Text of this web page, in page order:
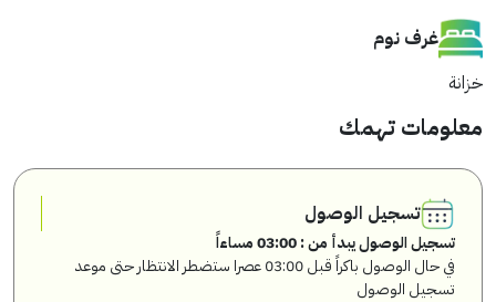
غرف نوم
خزانة
معلومات تهمك
تسجيل الوصول
تسجيل الوصول يبدأ من : 03:00 مساءاً
في حال الوصول باكراً قبل 03:00 عصرا ستضطر الانتظار حتى موعد
تسجيل الوصول